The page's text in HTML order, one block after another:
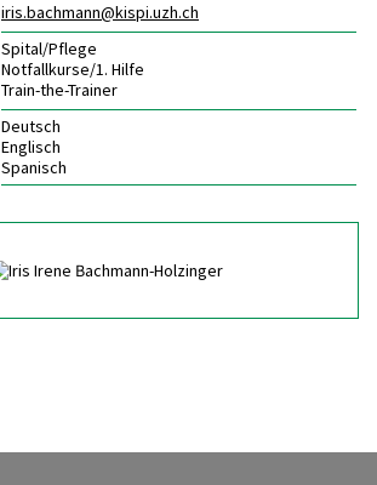
iris.bachmann@kispi.uzh.ch
Spital/Pflege
Notfallkurse/1. Hilfe
Train-the-Trainer
Deutsch
Englisch
Spanisch